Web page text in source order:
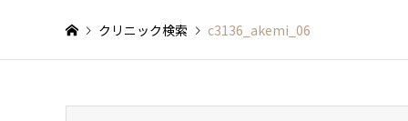
クリニック検索 c3136_akemi_06